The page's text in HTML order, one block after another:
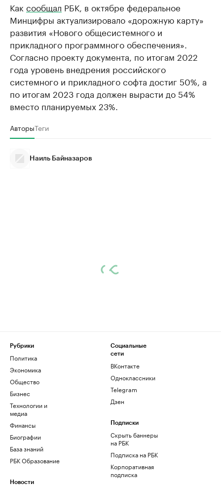
Как сообщал РБК, в октябре федеральное
Минцифры актуализировало «дорожную карту»
развития «Нового общесистемного и
прикладного программного обеспечения».
Согласно проекту документа, по итогам 2022
года уровень внедрения российского
системного и прикладного софта достиг 50%, а
по итогам 2023 года должен вырасти до 54%
вместо планируемых 23%.
АвторыТеги
Наиль Байназаров
Рубрики
Политика
Экономика
Общество
Бизнес
Технологии и
медиа
Финансы
Биографии
База знаний
РБК Образование
Новости
Социальные
сети
ВКонтакте
Одноклассники
Telegram
Дзен
Подписки
Скрыть баннеры
на РБК
Подписка на РБК
Корпоративная
подписка